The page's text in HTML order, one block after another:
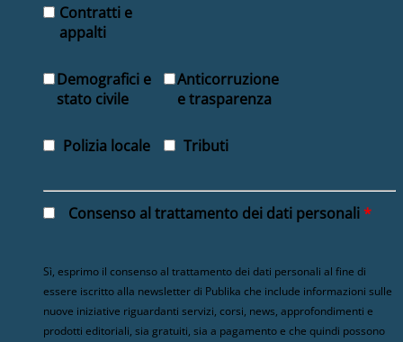
Contratti e
appalti
Demografici e
stato civile
Anticorruzione
e trasparenza
Polizia locale Tributi
Consenso al trattamento dei dati personali*
Sì, esprimo il consenso al trattamento dei dati personali al fine di
essere iscritto alla newsletter di Publika che include informazioni sulle
nuove iniziative riguardanti servizi, corsi, news, approfondimenti e
prodotti editoriali, sia gratuiti, sia a pagamento e che quindi possono